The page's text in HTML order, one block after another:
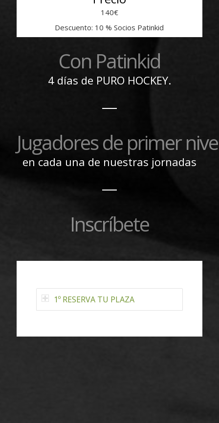
140€
Descuento: 10 % Socios Patinkid
Con Patinkid
4 días de PURO HOCKEY.
Jugadores de primer
en cada una de nuestras jornadas
Inscríbete
1º RESERVA TU PLAZA